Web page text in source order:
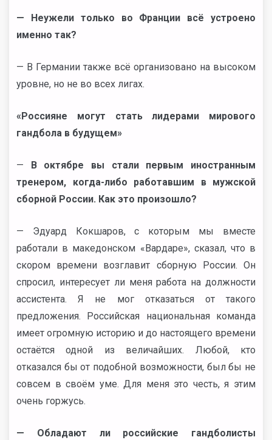
— Неужели только во Франции всё устроено
именно так?
— В Германии также всё организовано на высоком
уровне, но не во всех лигах.
«Россияне могут стать лидерами мирового
гандбола в будущем»
— В октябре вы стали первым иностранным
тренером, когда-либо работавшим в мужской
сборной России. Как это произошло?
— Эдуард Кокшаров, с которым мы вместе
работали в македонском «Вардаре», сказал, что в
скором времени возглавит сборную России. Он
спросил, интересует ли меня работа на должности
ассистента. Я не мог отказаться от такого
предложения. Российская национальная команда
имеет огромную историю и до настоящего времени
остаётся одной из величайших. Любой, кто
отказался бы от подобной возможности, был бы не
совсем в своём уме. Для меня это честь, я этим
очень горжусь.
— Обладают ли российские гандболисты